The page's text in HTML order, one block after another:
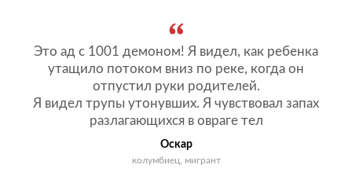
Это ад с 1001 демоном! Я видел, как ребенка
утащило потоком вниз по реке, когда он
отпустил руки родителей.
Я видел трупы утонувших. Я чувствовал запах
разлагающихся в овраге тел
Оскар
колумбиец, мигрант